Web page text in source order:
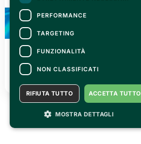
MONDAY 15 JUNE 2026
Cerial'è Musica & Comici
See all
PERFORMANCE
TARGETING
FUNZIONALITÀ
NON CLASSIFICATI
ACCETTA TUTTO
RIFIUTA TUTTO
MOSTRA DETTAGLI